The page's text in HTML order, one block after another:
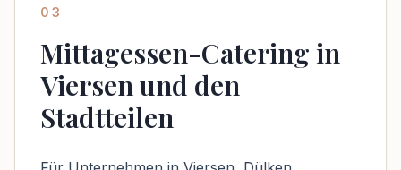
03
Mittagessen-Catering in
Viersen und den
Stadtteilen